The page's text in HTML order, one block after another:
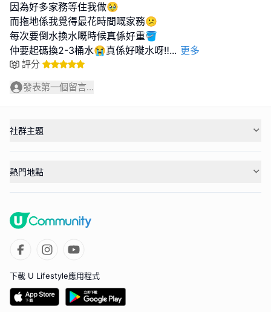
因為好多家務等住我做🥹
而拖地係我覺得最花時間嘅家務😕
每次要倒水換水嘅時候真係好重🪣
仲要起碼換2-3桶水😭真係好嘥水呀‼️... 更多
評分
發表第一個留言...
社群主題
熱門地點
下載 U Lifestyle應用程式